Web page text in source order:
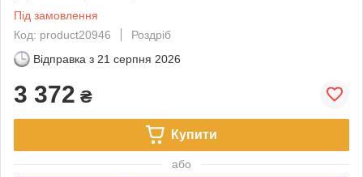
Під замовлення
Код: product20946
Роздріб
Відправка з 21 серпня 2026
3 372 ₴
Купити
або